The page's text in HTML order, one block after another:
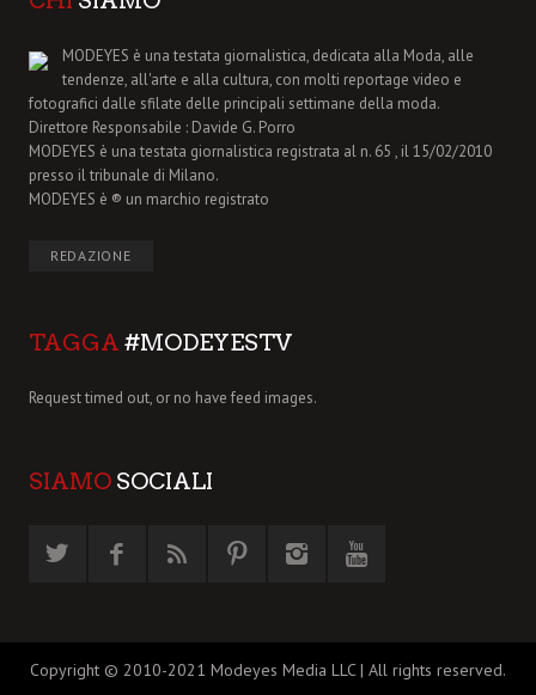
MODEYES è una testata giornalistica, dedicata alla Moda, alle
tendenze, all'arte e alla cultura, con molti reportage video e
fotografici dalle sfilate delle principali settimane della moda.
Direttore Responsabile : Davide G. Porro
MODEYES è una testata giornalistica registrata al n. 65 , il 15/02/2010
presso il tribunale di Milano.
MODEYES è ® un marchio registrato
REDAZIONE
TAGGA #MODEYESTV
Request timed out, or no have feed images.
SIAMO SOCIALI
Copyright © 2010-2021 Modeyes Media LLC | All rights reserved.